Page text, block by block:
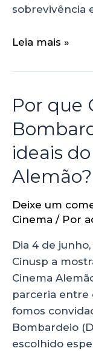
sobrevivência
Leia mais »
Por que
ideais
Alemão?
Deixe um
Cinema / Por
Dia 4 de
Cinusp a
Cinema
parceria entre
fomos
Bombardeio
escolhido